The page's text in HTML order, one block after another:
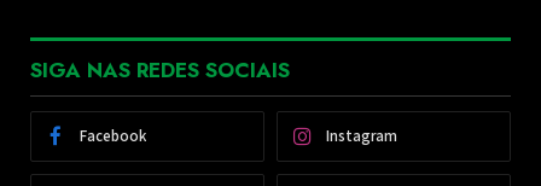
SIGA NAS REDES SOCIAIS
Facebook Instagram